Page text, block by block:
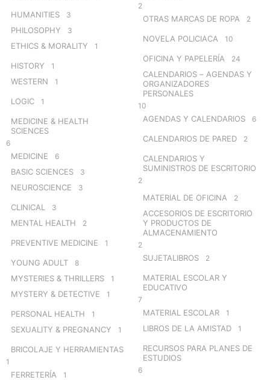
HUMANITIES 3
PHILOSOPHY 3
ETHICS & MORALITY 1
HISTORY 1
WESTERN 1
LOGIC 1
MEDICINE & HEALTH
SCIENCES
6
MEDICINE 6
BASIC SCIENCES 3
NEUROSCIENCE 3
CLINICAL 3
MENTAL HEALTH 2
PREVENTIVE MEDICINE 1
YOUNG ADULT 8
MYSTERIES & THRILLERS 1
MYSTERY & DETECTIVE 1
PERSONAL HEALTH 1
SEXUALITY & PREGNANCY 1
BRICOLAJE Y HERRAMIENTAS
1
FERRETERÍA 1
2
OTRAS MARCAS DE ROPA 2
NOVELA POLICIACA 10
OFICINA Y PAPELERÍA 24
CALENDARIOS – AGENDAS Y
ORGANIZADORES
PERSONALES
10
AGENDAS Y CALENDARIOS 6
CALENDARIOS DE PARED 2
CALENDARIOS Y
SUMINISTROS DE ESCRITORIO
2
MATERIAL DE OFICINA 2
ACCESORIOS DE ESCRITORIO
Y PRODUCTOS DE
ALMACENAMIENTO
2
SUJETALIBROS 2
MATERIAL ESCOLAR Y
EDUCATIVO
7
MATERIAL ESCOLAR 1
LIBROS DE LA AMISTAD 1
RECURSOS PARA PLANES DE
ESTUDIOS
6